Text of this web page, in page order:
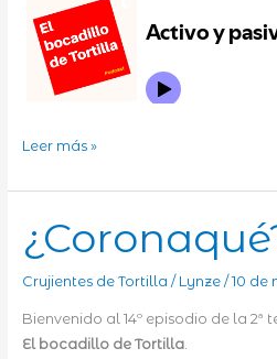
Activo
pasivo
Leer más »
Crujientes de Tortilla / Lynze / 10 de
Bienvenido al 14º episodio de la
El bocadillo de Tortilla.